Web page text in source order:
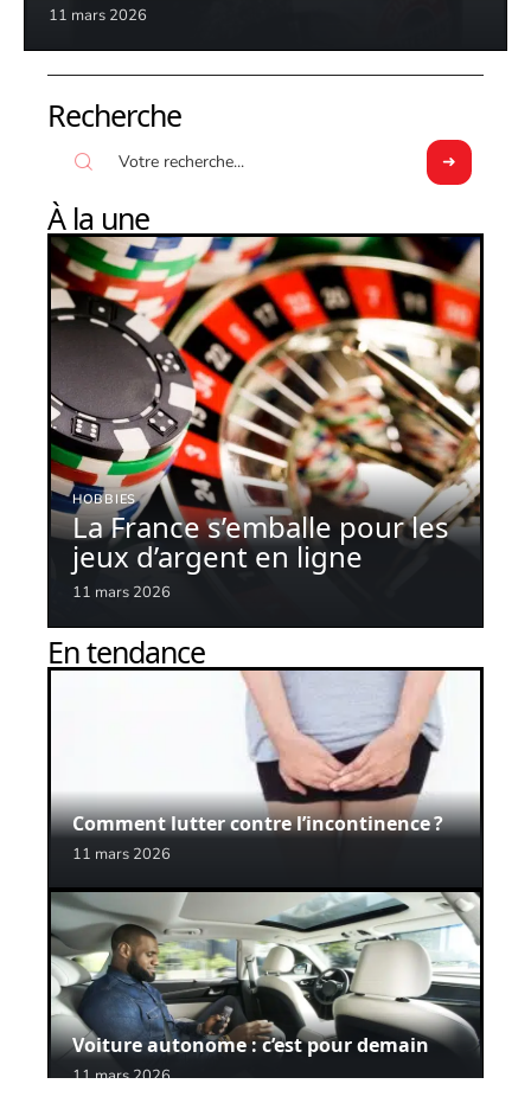
11 mars 2026
Recherche
À la une
HOBBIES
La France s’emballe pour les
jeux d’argent en ligne
11 mars 2026
En tendance
Comment lutter contre l’incontinence ?
11 mars 2026
Voiture autonome : c’est pour demain
11 mars 2026